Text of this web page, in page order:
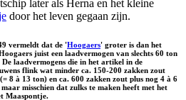
later als Herna en het kleine
door het leven gegaan zijn.
vermeldt dat de 'Hoogaers' groter is dan het
juist een laadvermogen van slechts 60 ton
laadvermogens die in het artikel in de
flink wat minder ca. 150-200 zakken zout
8 à 13 ton) en ca. 600 zakken zout plus nog 4 à 6
misschien dat zulks te maken heeft met het
Maaspontje.